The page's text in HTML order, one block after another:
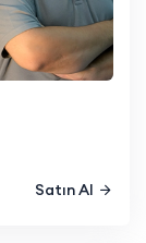
Satın Al